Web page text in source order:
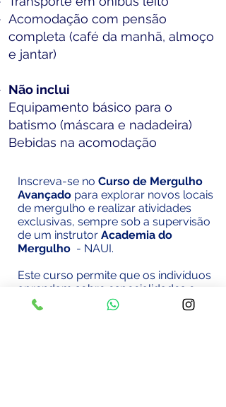
Acomodação com pensão
completa (café da manhã, almoço
e jantar)
Não inclui
Equipamento básico para o
batismo (máscara e nadadeira)
Bebidas na acomodação
Inscreva-se no Curso de Mergulho
Avançado para explorar novos locais
de mergulho e realizar atividades
exclusivas, sempre sob a supervisão
de um instrutor Academia do
Mergulho - NAUI.
Este curso permite que os indivíduos
aprendam sobre especialidades e
atividades de mergulho de interesse
especial.